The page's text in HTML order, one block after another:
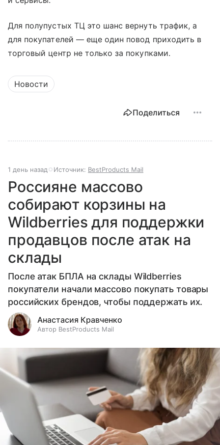
Для полупустых ТЦ это шанс вернуть трафик, а
для покупателей — еще один повод приходить в
торговый центр не только за покупками.
Новости
Поделиться
1 день назад Источник: BestProducts Mail
Россияне массово
собирают корзины на
Wildberries для поддержки
продавцов после атак на
склады
После атак БПЛА на склады Wildberries
покупатели начали массово покупать товары
российских брендов, чтобы поддержать их.
Анастасия Кравченко
Автор BestProducts Mail